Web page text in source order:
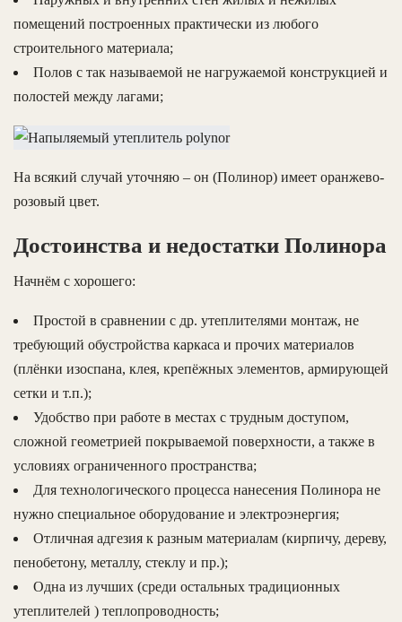
помещений построенных практически из любого
строительного материала;
Полов с так называемой не нагружаемой конструкцией и
полостей между лагами;
На всякий случай уточняю – он (Полинор) имеет оранжево-
розовый цвет.
Достоинства и недостатки Полинора
Начнём с хорошего:
Простой в сравнении с др. утеплителями монтаж, не
требующий обустройства каркаса и прочих материалов
(плёнки изоспана, клея, крепёжных элементов, армирующей
сетки и т.п.);
Удобство при работе в местах с трудным доступом,
сложной геометрией покрываемой поверхности, а также в
условиях ограниченного пространства;
Для технологического процесса нанесения Полинора не
нужно специальное оборудование и электроэнергия;
Отличная адгезия к разным материалам (кирпичу, дереву,
пенобетону, металлу, стеклу и пр.);
Одна из лучших (среди остальных традиционных
утеплителей ) теплопроводность;